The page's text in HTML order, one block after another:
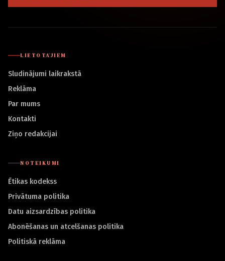
LIETOTĀJIEM
Sludinājumi laikrakstā
Reklāma
Par mums
Kontakti
Ziņo redakcijai
NOTEIKUMI
Ētikas kodekss
Privātuma politika
Datu aizsardzības politika
Abonēšanas un atcelšanas politika
Politiskā reklāma